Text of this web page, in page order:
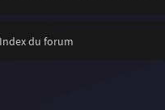
Index du forum